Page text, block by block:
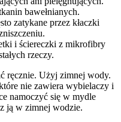
bawełnianych.
zatykane przez kłaczki
i ściereczki z mikrofibry
rzeczy.
ręcznie. Użyj zimnej wody.
nie zawiera wybielaczy i
namoczyć się w mydle
ją w zimnej wodzie.